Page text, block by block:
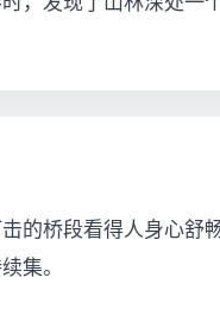
的桥段看得人身心舒
集。